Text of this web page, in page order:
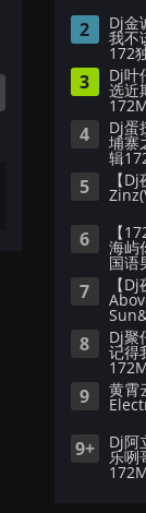
2 Dj金
我不
172
3 Dj叶
选近
4 Dj蛋
埔寨
辑
5 【
6 【
海屿
国语
7 【
8 Dj聚
记得
9 黄霄
9+ Dj阿
乐咧